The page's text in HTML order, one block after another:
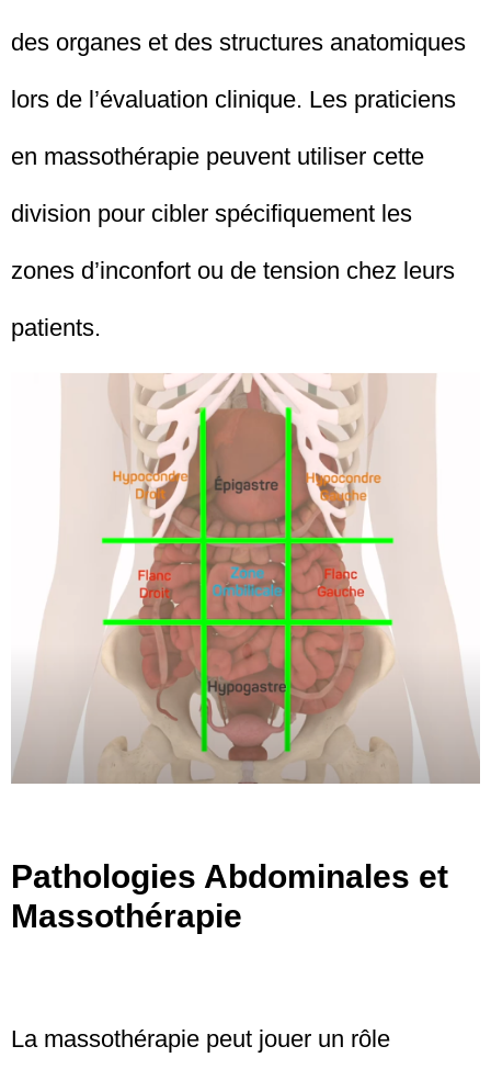
des organes et des structures anatomiques
lors de l’évaluation clinique. Les praticiens
en massothérapie peuvent utiliser cette
division pour cibler spécifiquement les
zones d’inconfort ou de tension chez leurs
patients.
Pathologies Abdominales et
Massothérapie
La massothérapie peut jouer un rôle